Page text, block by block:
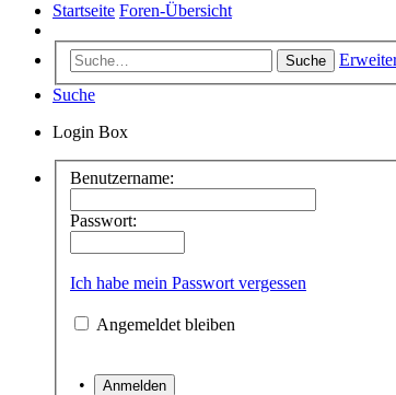
Startseite Foren-Übersicht
Suche
Suche
Login Box
Benutzername:
Passwort:
Ich habe mein Passwort vergessen
Angemeldet bleiben
•